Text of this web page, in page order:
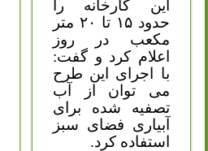
این کارخانه را
حدود ۱۵ تا ۲۰ متر
مکعب در روز
اعلام کرد و گفت:
با اجرای این طرح
می توان از آب
تصفیه شده برای
آبیاری فضای سبز
استفاده کرد.